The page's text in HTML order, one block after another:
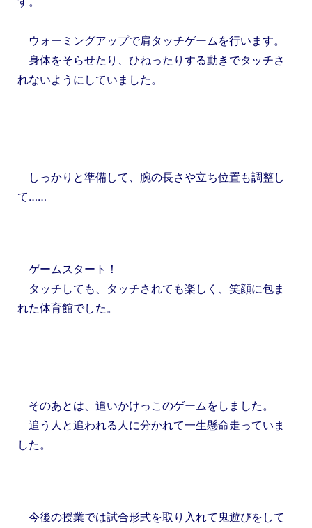
ウォーミングアップで肩タッチゲームを行います。
身体をそらせたり、ひねったりする動きでタッチさ
れないようにしていました。
しっかりと準備して、腕の長さや立ち位置も調整し
て……
ゲームスタート！
タッチしても、タッチされても楽しく、笑顔に包ま
れた体育館でした。
そのあとは、追いかけっこのゲームをしました。
追う人と追われる人に分かれて一生懸命走っていま
した。
今後の授業では試合形式を取り入れて鬼遊びをして